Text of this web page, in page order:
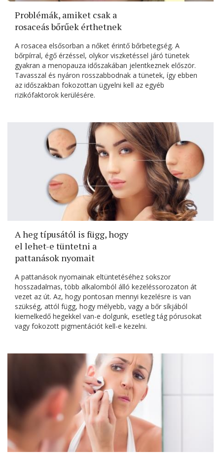
Problémák, amiket csak a
rosaceás bőrűek érthetnek
A rosacea elsősorban a nőket érintő bőrbetegség. A
bőrpírral, égő érzéssel, olykor viszketéssel járó tünetek
gyakran a menopauza időszakában jelentkeznek először.
Tavasszal és nyáron rosszabbodnak a tünetek, így ebben
az időszakban fokozottan ügyelni kell az egyéb
rizikófaktorok kerülésére.
A heg típusától is függ, hogy
el lehet-e tüntetni a
pattanások nyomait
A pattanások nyomainak eltüntetéséhez sokszor
hosszadalmas, több alkalomból álló kezeléssorozaton át
vezet az út. Az, hogy pontosan mennyi kezelésre is van
szükség, attól függ, hogy mélyebb, vagy a bőr síkjából
kiemelkedő hegekkel van-e dolgunk, esetleg tág pórusokat
vagy fokozott pigmentációt kell-e kezelni.